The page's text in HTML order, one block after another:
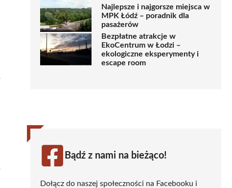
Najlepsze i najgorsze miejsca w
MPK Łódź – poradnik dla
pasażerów
Bezpłatne atrakcje w
EkoCentrum w Łodzi –
ekologiczne eksperymenty i
escape room
Bądź z nami na bieżąco!
Dołącz do naszej społeczności na Facebooku i